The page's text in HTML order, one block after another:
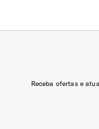
Receba ofertas e